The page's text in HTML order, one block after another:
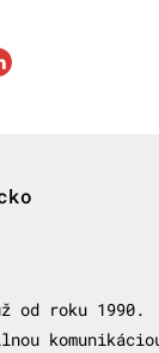
od roku 1990.